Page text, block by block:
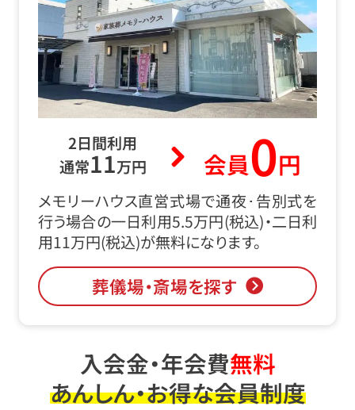
2日間利用
通常11万円 会員0円
メモリーハウス直営式場で通夜･告別式を
行う場合の一日利用5.5万円(税込)・二日利
用11万円(税込)が無料になります。
葬儀場・斎場を探す
入会金・年会費無料
あんしん・お得な会員制度